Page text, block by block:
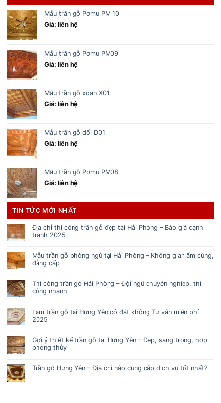
Mẫu trần gỗ Pơmu PM 10
Giá: liên hệ
Mẫu trần gỗ Pơmu PM09
Giá: liên hệ
Mẫu trần gỗ xoan X01
Giá: liên hệ
Mẫu trần gỗ dổi D01
Giá: liên hệ
Mẫu trần gỗ Pơmu PM08
Giá: liên hệ
TIN TỨC MỚI NHẤT
Địa chỉ thi công trần gỗ đẹp tại Hải Phòng – Báo giá cạnh
tranh 2025
Mẫu trần gỗ phòng ngủ tại Hải Phòng – Không gian ấm cúng,
đẳng cấp
Thi công trần gỗ Hải Phòng – Đội ngũ chuyên nghiệp, thi
công nhanh
Làm trần gỗ tại Hưng Yên có đắt không Tư vấn miễn phí
2025
Gợi ý thiết kế trần gỗ tại Hưng Yên – Đẹp, sang trọng, hợp
phong thủy
Trần gỗ Hưng Yên – Địa chỉ nào cung cấp dịch vụ tốt nhất?